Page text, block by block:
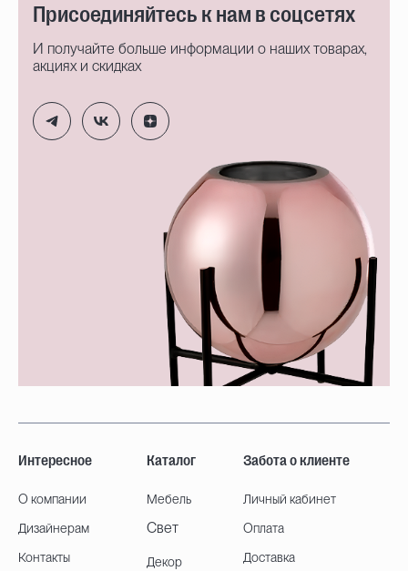
Присоединяйтесь к нам в соцсетях
И получайте больше информации о наших товарах,
акциях и скидках
Интересное
О компании
Дизайнерам
Контакты
Каталог
Мебель
Свет
Декор
Забота о клиенте
Личный кабинет
Оплата
Доставка